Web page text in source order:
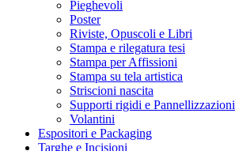
Pieghevoli
Poster
Riviste, Opuscoli e Libri
Stampa e rilegatura tesi
Stampa per Affissioni
Stampa su tela artistica
Striscioni nascita
Supporti rigidi e Pannellizzazioni
Volantini
Espositori e Packaging
Targhe e Incisioni